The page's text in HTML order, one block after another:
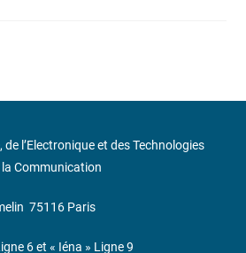
de l’Electronique et des Technologies
Communication
75116 Paris
6 et « Iéna » Ligne 9